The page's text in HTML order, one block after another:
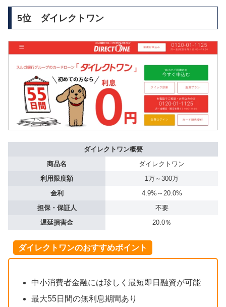
5位 ダイレクトワン
ダイレクトワン概要
商品名
ダイレクトワン
利用限度額
1万～300万
金利
4.9%～20.0%
担保・保証人
不要
遅延損害金
20.0％
ダイレクトワンのおすすめポイント
中小消費者金融には珍しく最短即日融資が可能
最大55日間の無利息期間あり